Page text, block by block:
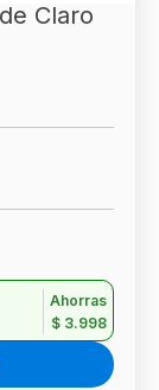
Claro
Ahorras
$3.998